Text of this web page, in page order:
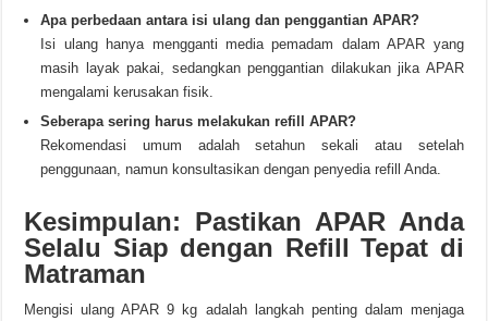
Apa perbedaan antara isi ulang dan penggantian APAR?
Isi ulang hanya mengganti media pemadam dalam APAR yang
masih layak pakai, sedangkan penggantian dilakukan jika APAR
mengalami kerusakan fisik.
Seberapa sering harus melakukan refill APAR?
Rekomendasi umum adalah setahun sekali atau setelah
penggunaan, namun konsultasikan dengan penyedia refill Anda.
Kesimpulan: Pastikan APAR Anda
Selalu Siap dengan Refill Tepat di
Matraman
Mengisi ulang APAR 9 kg adalah langkah penting dalam menjaga